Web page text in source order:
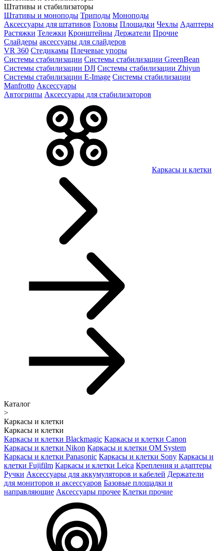
Штативы и стабилизаторы
Штативы и моноподы Триподы Моноподы
Аксессуары для штативов Головы Площадки Чехлы Адаптеры
Растяжки Тележки Кронштейны Держатели Прочие
Слайдеры аксессуары для слайдеров
VR 360 Стедикамы Плечевые упоры
Системы стабилизации Системы стабилизации GreenBean
Системы стабилизации DJI Системы стабилизации Zhiyun
Системы стабилизации E-Image Системы стабилизации
Manfrotto Аксессуары
Автогрипы Аксессуары для стабилизаторов
Каркасы и клетки
Каталог
>
Каркасы и клетки
Каркасы и клетки
Каркасы и клетки Blackmagic Каркасы и клетки Canon
Каркасы и клетки Nikon Каркасы и клетки OM System
Каркасы и клетки Panasonic Каркасы и клетки Sony Каркасы и
клетки Fujifilm Каркасы и клетки Leica Крепления и адаптеры
Ручки Аксессуары для аккумуляторов и кабелей Держатели
для мониторов и аксессуаров Базовые площадки и
направляющие Аксессуары прочее Клетки прочие